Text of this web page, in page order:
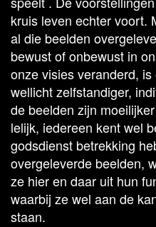
kruis leven echter voort.
al die beelden
bewust of onbewust in
onze visies veranderd,
wellicht zelfstandiger,
de beelden zijn
lelijk, iedereen kent wel
godsdienst betrekking
overgeleverde beelden,
ze hier en daar uit hun
waarbij ze wel aan de
staan.